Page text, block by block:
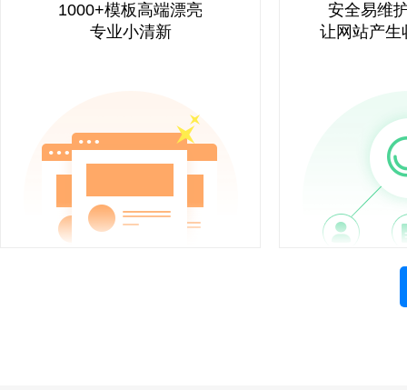
1000+模板高端漂亮
专业小清新
安全易维
让网站产生